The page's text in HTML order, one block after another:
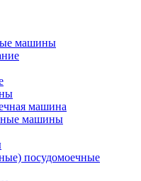
машины
машина
машины
посудомоечные